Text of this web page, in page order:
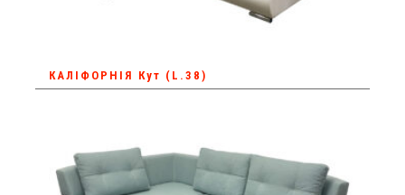
КАЛІФОРНІЯ Кут (L.38)